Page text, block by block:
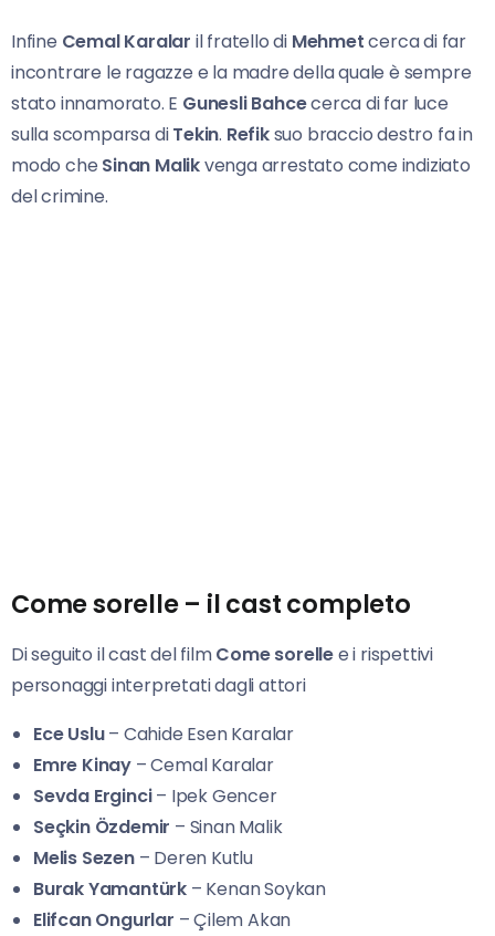
Infine Cemal Karalar il fratello di Mehmetcerca di far
incontrare le ragazze e la madre della quale è sempre
stato innamorato. E Gunesli Bahcecerca di far luce
sulla scomparsa diTekin. Refiksuo braccio destro fa in
modo che Sinan Malikvenga arrestato come indiziato
del crimine.
Come sorelle – il cast completo
Di seguito il cast del filmCome sorellee i rispettivi
personaggi interpretati dagli attori
Ece Uslu– Cahide Esen Karalar
Emre Kinay – Cemal Karalar
Sevda Erginci– Ipek Gencer
Seçkin Özdemir – Sinan Malik
Melis Sezen– Deren Kutlu
Burak Yamantürk – Kenan Soykan
Elifcan Ongurlar – Çilem Akan